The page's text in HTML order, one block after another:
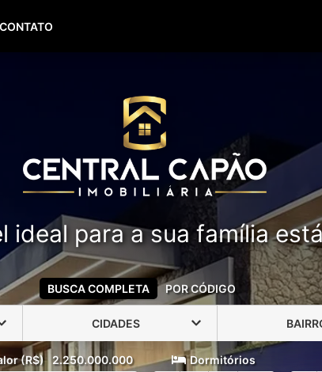
CONTATO
ideal para a sua família
BUSCA COMPLETA POR CÓDIGO
CIDADES
(R$) 2.250.000.000 Dormitórios